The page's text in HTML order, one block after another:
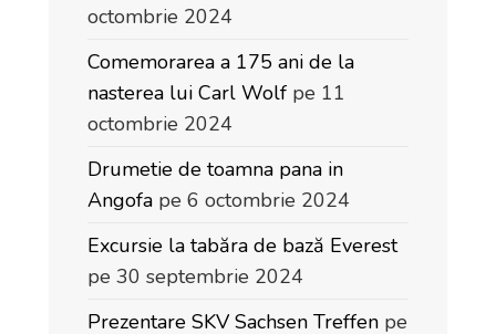
octombrie 2024
Comemorarea a 175 ani de la
nasterea lui Carl Wolf pe 11
octombrie 2024
Drumetie de toamna pana in
Angofa pe 6 octombrie 2024
Excursie la tabăra de bază Everest
pe 30 septembrie 2024
Prezentare SKV Sachsen Treffen pe